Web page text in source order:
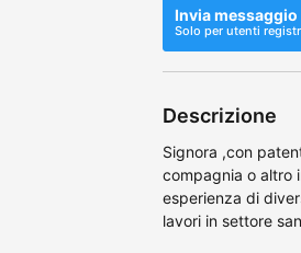
Invia messaggio
Solo per utenti
Descrizione
Signora ,con
compagnia o altro
esperienza di
lavori in settore